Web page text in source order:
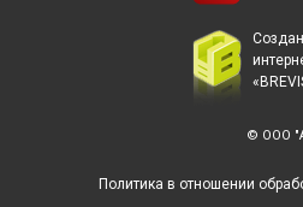
© ООО
Политика в отношении